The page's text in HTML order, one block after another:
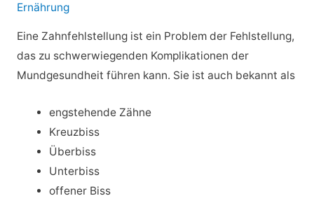
Ernährung
Eine Zahnfehlstellung ist ein Problem der Fehlstellung,
das zu schwerwiegenden Komplikationen der
Mundgesundheit führen kann. Sie ist auch bekannt als
engstehende Zähne
Kreuzbiss
Überbiss
Unterbiss
offener Biss